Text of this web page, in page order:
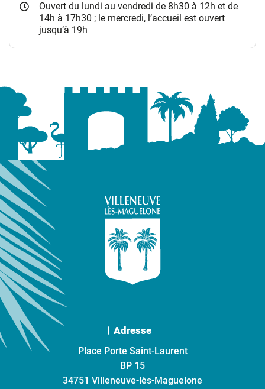
Ouvert du lundi au vendredi de 8h30 à 12h et de
14h à 17h30 ; le mercredi, l’accueil est ouvert
jusqu’à 19h
Adresse
Place Porte Saint-Laurent
BP 15
34751 Villeneuve-lès-Maguelone